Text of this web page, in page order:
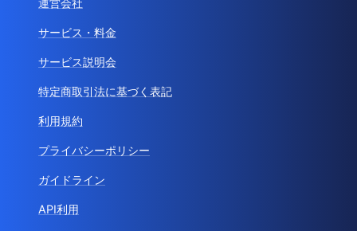
運営会社
サービス・料金
サービス説明会
特定商取引法に基づく表記
利用規約
プライバシーポリシー
ガイドライン
API利用